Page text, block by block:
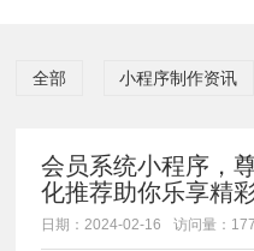
全部 小程序制作资讯
会员系统小程序，
化推荐助你乐享精
日期：2024-02-16 访问量：